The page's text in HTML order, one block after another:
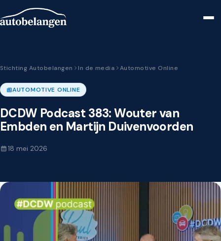
Stichting Autobelangen In de media Automotive Online
AUTOMOTIVE ONLINE
DCDW Podcast 383: Wouter van
Embden en Martijn Duivenvoorden
18 mei 2026